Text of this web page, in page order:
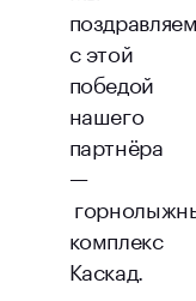
с этой
победой
нашего
партнёра
—
комплекс
Каскад.